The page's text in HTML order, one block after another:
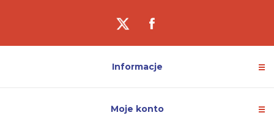
Informacje
Moje konto